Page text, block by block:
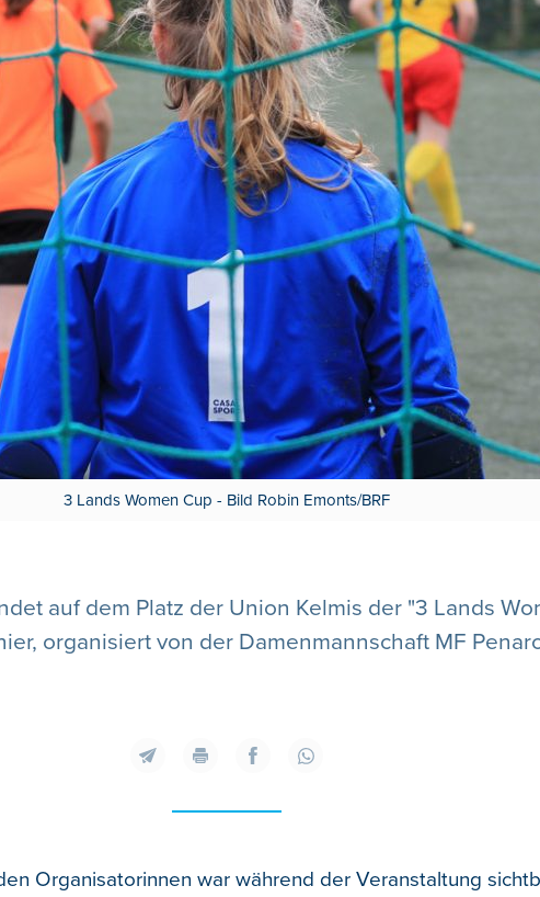
3 Lands Women Cup - Bild Robin Emonts/BRF
auf dem Platz der Union Kelmis der "3 Lands
organisiert von der Damenmannschaft MF
Organisatorinnen war während der Veranstaltung